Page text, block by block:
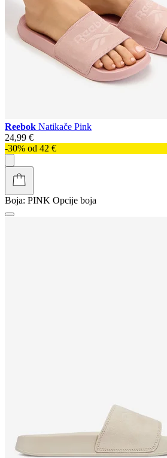
Reebok Natikače Pink
24,99 €
-30% od 42 €
Boja: PINK Opcije boja